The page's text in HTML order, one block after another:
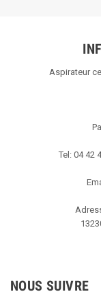
Aspirateur
Tel: 04 42
NOUS SUIVRE